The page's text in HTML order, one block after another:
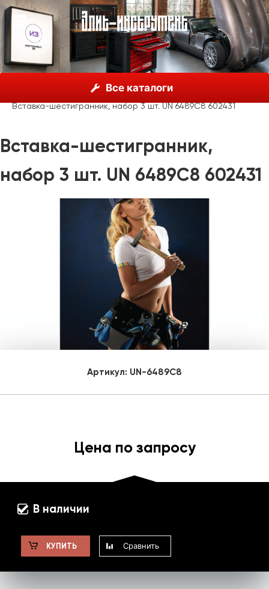
Все каталоги
Unior, Словения
Вставки и аксессуары
Вставка-шестигранник, набор 3 шт. UN 6489C8 602431
Вставка-шестигранник,
набор 3 шт. UN 6489C8 602431
Артикул: UN-6489C8
Цена по запросу
В наличии
КУПИТЬ Сравнить